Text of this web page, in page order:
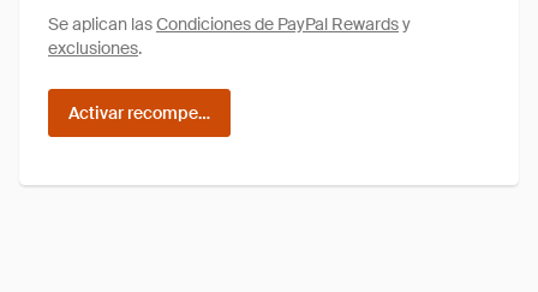
Se aplican lasCondiciones de PayPal Rewardsy
exclusiones.
Activar recompensas